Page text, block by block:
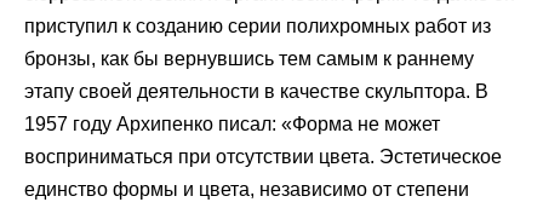
приступил к созданию серии полихромных работ из
бронзы, как бы вернувшись тем самым к раннему
этапу своей деятельности в качестве скульптора. В
1957 году Архипенко писал: «Форма не может
восприниматься при отсутствии цвета. Эстетическое
единство формы и цвета, независимо от степени